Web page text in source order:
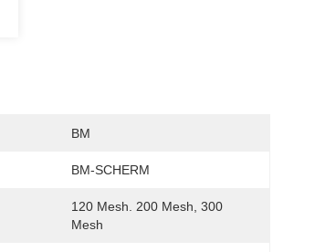
BM
BM-SCHERM
120 Mesh. 200 Mesh, 300
Mesh